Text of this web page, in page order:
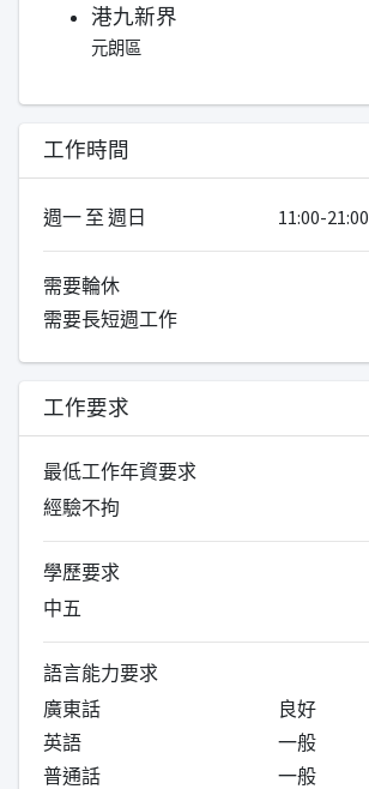
港九新界
元朗區
工作時間
週一 至 週日 11:00-21:00
需要輪休
需要長短週工作
工作要求
最低工作年資要求
經驗不拘
學歷要求
中五
語言能力要求
廣東話
良好
英語
一般
普通話
一般